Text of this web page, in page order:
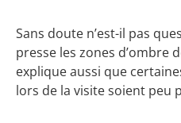
Sans doute n’est-il pas
presse les zones d’ombre
explique aussi que
lors de la visite soient peu